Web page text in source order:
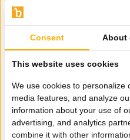
Ontvang de nieuwste
je niet spammen, beloofd.
Consent About
This website uses cookies
We use cookies to personalize
media features, and analyze
information about your use of
advertising, and analytics
combine it with other